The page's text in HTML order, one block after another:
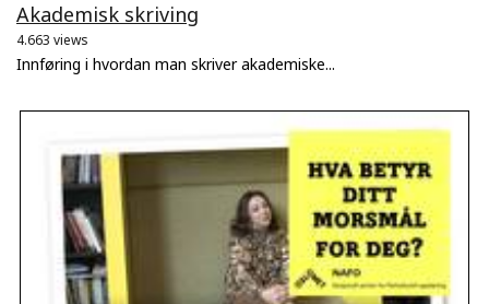
Akademisk skriving
4.663 views
Innføring i hvordan man skriver akademiske...